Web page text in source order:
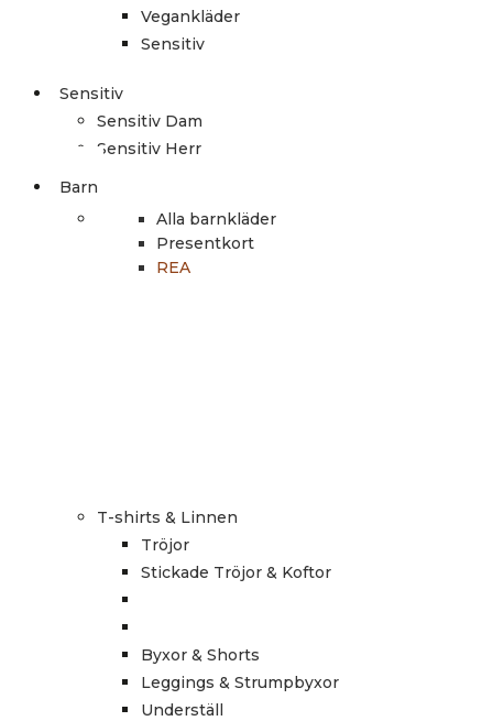
Vegankläder
Sensitiv
Sensitiv
Sensitiv Dam
Sensitiv Herr
Barn
Alla barnkläder
Presentkort
REA
T-shirts & Linnen
Tröjor
Stickade Tröjor & Koftor
Byxor & Shorts
Leggings & Strumpbyxor
Underställ